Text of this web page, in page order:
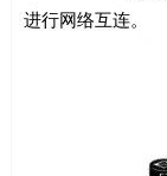
进行网络互连。